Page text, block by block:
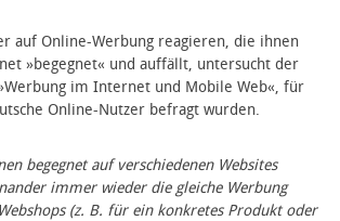
auf Online-Werbung reagieren, die ihnen
»begegnet« und auffällt, untersucht der
im Internet und Mobile Web«, für
Online-Nutzer befragt wurden.
begegnet auf verschiedenen Websites
immer wieder die gleiche Werbung
(z. B. für ein konkretes Produkt oder